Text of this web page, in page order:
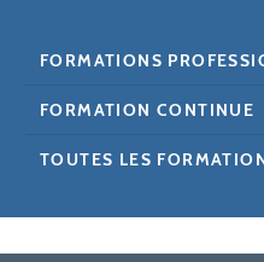
FORMATIONS
FORMATION CONTINUE
TOUTES LES